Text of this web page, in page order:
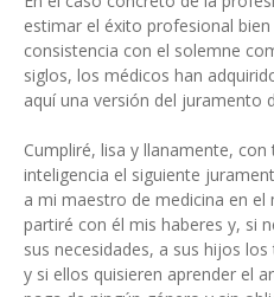
estimar el éxito profesional
consistencia con el solemne
siglos, los médicos han
aquí una versión del juramento
Cumpliré, lisa y llanamente,
inteligencia el siguiente
a mi maestro de medicina en
partiré con él mis haberes y, si
sus necesidades, a sus hijos
y si ellos quisieren aprender el